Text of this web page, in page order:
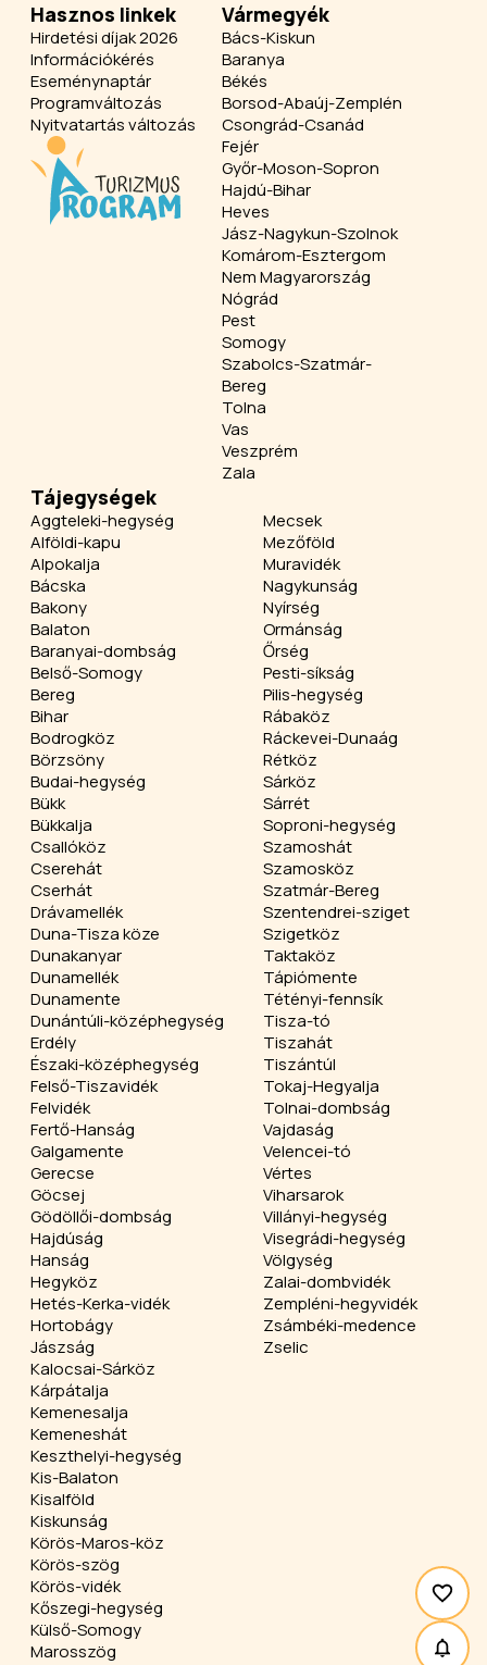
Hasznos linkek
Hirdetési díjak 2026
Információkérés
Eseménynaptár
Programváltozás
Nyitvatartás változás
Vármegyék
Bács-Kiskun
Baranya
Békés
Borsod-Abaúj-Zemplén
Csongrád-Csanád
Fejér
Győr-Moson-Sopron
Hajdú-Bihar
Heves
Jász-Nagykun-Szolnok
Komárom-Esztergom
Nem Magyarország
Nógrád
Pest
Somogy
Szabolcs-Szatmár-
Bereg
Tolna
Vas
Veszprém
Zala
Tájegységek
Aggteleki-hegység
Alföldi-kapu
Alpokalja
Bácska
Bakony
Balaton
Baranyai-dombság
Belső-Somogy
Bereg
Bihar
Bodrogköz
Börzsöny
Budai-hegység
Bükk
Bükkalja
Csallóköz
Cserehát
Cserhát
Drávamellék
Duna-Tisza köze
Dunakanyar
Dunamellék
Dunamente
Dunántúli-középhegység
Erdély
Északi-középhegység
Felső-Tiszavidék
Felvidék
Fertő-Hanság
Galgamente
Gerecse
Göcsej
Gödöllői-dombság
Hajdúság
Hanság
Hegyköz
Hetés-Kerka-vidék
Hortobágy
Jászság
Kalocsai-Sárköz
Kárpátalja
Kemenesalja
Kemeneshát
Keszthelyi-hegység
Kis-Balaton
Kisalföld
Kiskunság
Körös-Maros-köz
Körös-szög
Körös-vidék
Kőszegi-hegység
Külső-Somogy
Marosszög
Mecsek
Mezőföld
Muravidék
Nagykunság
Nyírség
Ormánság
Őrség
Pesti-síkság
Pilis-hegység
Rábaköz
Ráckevei-Dunaág
Rétköz
Sárköz
Sárrét
Soproni-hegység
Szamoshát
Szamosköz
Szatmár-Bereg
Szentendrei-sziget
Szigetköz
Taktaköz
Tápiómente
Tétényi-fennsík
Tisza-tó
Tiszahát
Tiszántúl
Tokaj-Hegyalja
Tolnai-dombság
Vajdaság
Velencei-tó
Vértes
Viharsarok
Villányi-hegység
Visegrádi-hegység
Völgység
Zalai-dombvidék
Zempléni-hegyvidék
Zsámbéki-medence
Zselic